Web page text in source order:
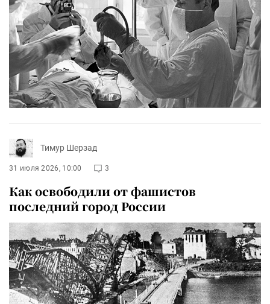
Тимур Шерзад
31 июля 2026, 10:00 3
Как освободили от фашистов
последний город России